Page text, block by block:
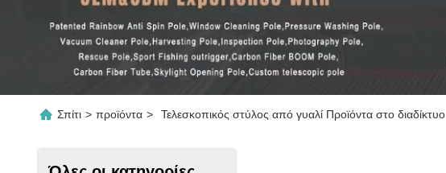
Σπίτι > προϊόντα > Τελεσκοπικός στύλος από γυαλί Προϊόντα στο διαδίκτυο